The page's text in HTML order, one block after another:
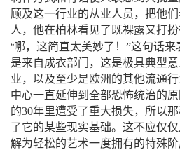
顾及这一行业的从业人员，把他
人，他在柏林看见了既裸露又打
“哪，这简直太美妙了 ！ ”这句话来
是来自成衣部门，这是极具典型
业，以及至少是欧洲的其他流通
中心一直延伸到全部恐怖统治的
的30年里遭受了重大损失，所以
了它的某些现实基础。这不应仅
解为轻松的艺术一度拥有的特殊